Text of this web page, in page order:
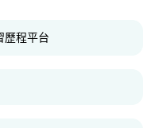
歷程平台